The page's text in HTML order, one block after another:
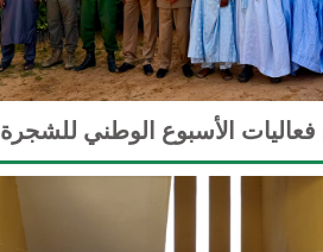
فعاليات الأسبوع الوطني للشجرة